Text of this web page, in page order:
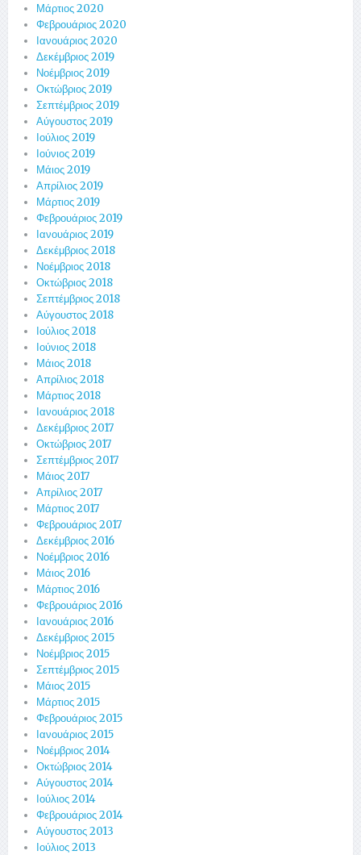
Μάρτιος 2020
Φεβρουάριος 2020
Ιανουάριος 2020
Δεκέμβριος 2019
Νοέμβριος 2019
Οκτώβριος 2019
Σεπτέμβριος 2019
Αύγουστος 2019
Ιούλιος 2019
Ιούνιος 2019
Μάιος 2019
Απρίλιος 2019
Μάρτιος 2019
Φεβρουάριος 2019
Ιανουάριος 2019
Δεκέμβριος 2018
Νοέμβριος 2018
Οκτώβριος 2018
Σεπτέμβριος 2018
Αύγουστος 2018
Ιούλιος 2018
Ιούνιος 2018
Μάιος 2018
Απρίλιος 2018
Μάρτιος 2018
Ιανουάριος 2018
Δεκέμβριος 2017
Οκτώβριος 2017
Σεπτέμβριος 2017
Μάιος 2017
Απρίλιος 2017
Μάρτιος 2017
Φεβρουάριος 2017
Δεκέμβριος 2016
Νοέμβριος 2016
Μάιος 2016
Μάρτιος 2016
Φεβρουάριος 2016
Ιανουάριος 2016
Δεκέμβριος 2015
Νοέμβριος 2015
Σεπτέμβριος 2015
Μάιος 2015
Μάρτιος 2015
Φεβρουάριος 2015
Ιανουάριος 2015
Νοέμβριος 2014
Οκτώβριος 2014
Αύγουστος 2014
Ιούλιος 2014
Φεβρουάριος 2014
Αύγουστος 2013
Ιούλιος 2013